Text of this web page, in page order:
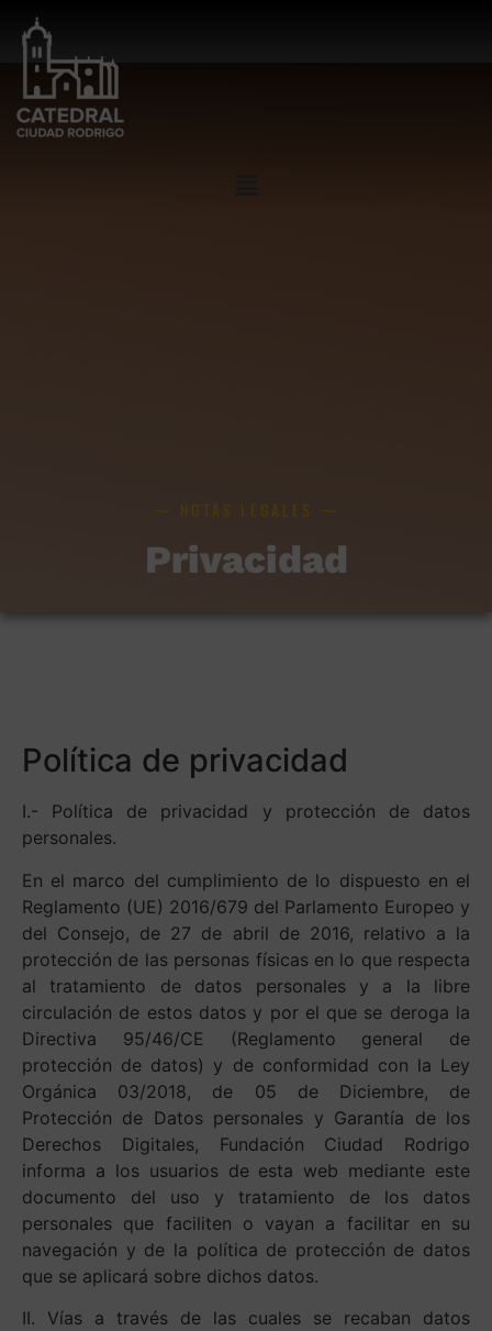
⁓ NOTAS LEGALES ⁓
Privacidad
Política de privacidad
I.- Política de privacidad y protección de datos
personales.
En el marco del cumplimiento de lo dispuesto en el
Reglamento (UE) 2016/679 del Parlamento Europeo y
del Consejo, de 27 de abril de 2016, relativo a la
protección de las personas físicas en lo que respecta
al tratamiento de datos personales y a la libre
circulación de estos datos y por el que se deroga la
Directiva 95/46/CE (Reglamento general de
protección de datos) y de conformidad con la Ley
Orgánica 03/2018, de 05 de Diciembre, de
Protección de Datos personales y Garantía de los
Derechos Digitales, Fundación Ciudad Rodrigo
informa a los usuarios de esta web mediante este
documento del uso y tratamiento de los datos
personales que faciliten o vayan a facilitar en su
navegación y de la política de protección de datos
que se aplicará sobre dichos datos.
II. Vías a través de las cuales se recaban datos